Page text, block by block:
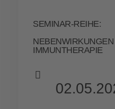
SEMINAR-REIHE:
IMMUNTHERAPIE